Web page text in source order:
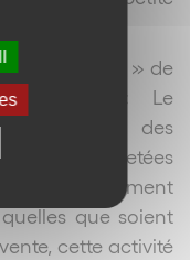
économique » de
détail » : « Le
à vendre des
sont achetées
généralement
que soient
cette activité